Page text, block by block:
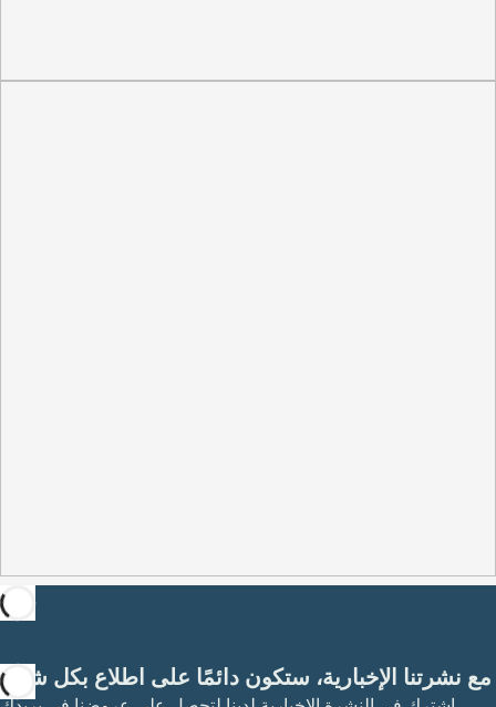
مع نشرتنا الإخبارية، ستكون دائمًا على اطلاع بكل شيء